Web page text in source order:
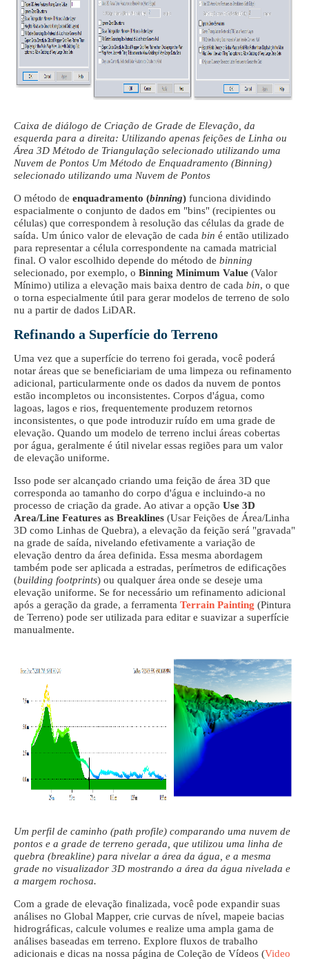
Caixa de diálogo de Criação de Grade de Elevação, da
esquerda para a direita: Utilizando apenas feições de Linha ou
Área 3D Método de Triangulação selecionado utilizando uma
Nuvem de Pontos Um Método de Enquadramento (Binning)
selecionado utilizando uma Nuvem de Pontos
O método de enquadramento (binning) funciona dividindo
espacialmente o conjunto de dados em "bins" (recipientes ou
células) que correspondem à resolução das células da grade de
saída. Um único valor de elevação de cada bin é então utilizado
para representar a célula correspondente na camada matricial
final. O valor escolhido depende do método de binning
selecionado, por exemplo, o Binning Minimum Value (Valor
Mínimo) utiliza a elevação mais baixa dentro de cada bin, o que
o torna especialmente útil para gerar modelos de terreno de solo
nu a partir de dados LiDAR.
Refinando a Superfície do Terreno
Uma vez que a superfície do terreno foi gerada, você poderá
notar áreas que se beneficiariam de uma limpeza ou refinamento
adicional, particularmente onde os dados da nuvem de pontos
estão incompletos ou inconsistentes. Corpos d'água, como
lagoas, lagos e rios, frequentemente produzem retornos
inconsistentes, o que pode introduzir ruído em uma grade de
elevação. Quando um modelo de terreno inclui áreas cobertas
por água, geralmente é útil nivelar essas regiões para um valor
de elevação uniforme.
Isso pode ser alcançado criando uma feição de área 3D que
corresponda ao tamanho do corpo d'água e incluindo-a no
processo de criação da grade. Ao ativar a opção Use 3D
Area/Line Features as Breaklines (Usar Feições de Área/Linha
3D como Linhas de Quebra), a elevação da feição será "gravada"
na grade de saída, nivelando efetivamente a variação de
elevação dentro da área definida. Essa mesma abordagem
também pode ser aplicada a estradas, perímetros de edificações
(building footprints) ou qualquer área onde se deseje uma
elevação uniforme. Se for necessário um refinamento adicional
após a geração da grade, a ferramenta Terrain Painting (Pintura
de Terreno) pode ser utilizada para editar e suavizar a superfície
manualmente.
Um perfil de caminho (path profile) comparando uma nuvem de
pontos e a grade de terreno gerada, que utilizou uma linha de
quebra (breakline) para nivelar a área da água, e a mesma
grade no visualizador 3D mostrando a área da água nivelada e
a margem rochosa.
Com a grade de elevação finalizada, você pode expandir suas
análises no Global Mapper, crie curvas de nível, mapeie bacias
hidrográficas, calcule volumes e realize uma ampla gama de
análises baseadas em terreno. Explore fluxos de trabalho
adicionais e dicas na nossa página de Coleção de Vídeos (Video